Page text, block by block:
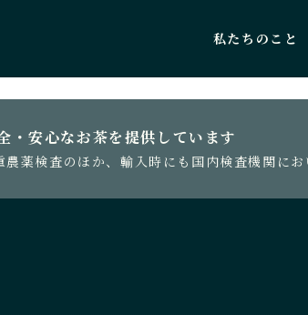
私たちのこと
PAGE TOP
・安心なお茶を提供しています
薬検査のほか、輸入時にも国内検査機関にお